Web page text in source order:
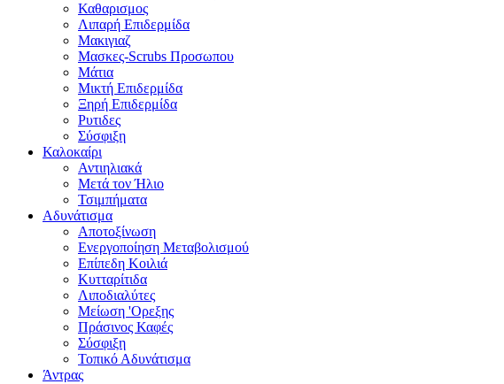
Καθαρισμος
Λιπαρή Επιδερμίδα
Μακιγιαζ
Μασκες-Scrubs Προσωπου
Μάτια
Μικτή Επιδερμίδα
Ξηρή Επιδερμίδα
Ρυτιδες
Σύσφιξη
Καλοκαίρι
Αντιηλιακά
Μετά τον Ήλιο
Τσιμπήματα
Αδυνάτισμα
Αποτοξίνωση
Ενεργοποίηση Μεταβολισμού
Επίπεδη Κοιλιά
Κυτταρίτιδα
Λιποδιαλύτες
Μείωση 'Ορεξης
Πράσινος Καφές
Σύσφιξη
Τοπικό Αδυνάτισμα
Άντρας